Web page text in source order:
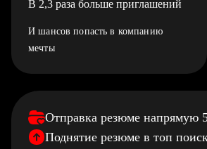
В 2,3 раза больше приглашений
И шансов попасть в компанию
мечты
Отправка резюме напрямую
Поднятие резюме в топ